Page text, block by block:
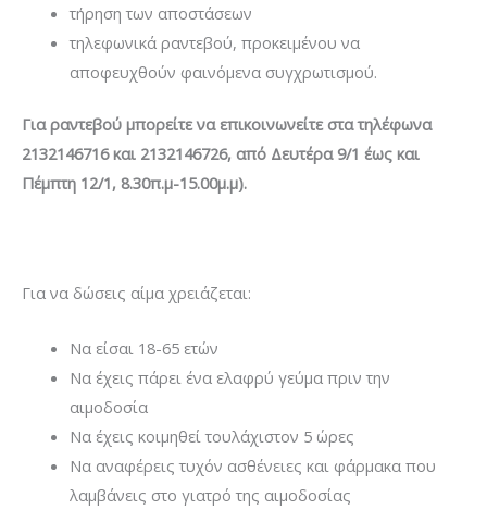
τήρηση των αποστάσεων
τηλεφωνικά ραντεβού, προκειμένου να
αποφευχθούν φαινόμενα συγχρωτισμού.
Για ραντεβού μπορείτε να επικοινωνείτε στα τηλέφωνα
2132146716 και 2132146726, από Δευτέρα 9/1 έως και
Πέμπτη 12/1, 8.30π.μ-15.00μ.μ).
Για να δώσεις αίμα χρειάζεται:
Να είσαι 18-65 ετών
Να έχεις πάρει ένα ελαφρύ γεύμα πριν την
αιμοδοσία
Να έχεις κοιμηθεί τουλάχιστον 5 ώρες
Να αναφέρεις τυχόν ασθένειες και φάρμακα που
λαμβάνεις στο γιατρό της αιμοδοσίας